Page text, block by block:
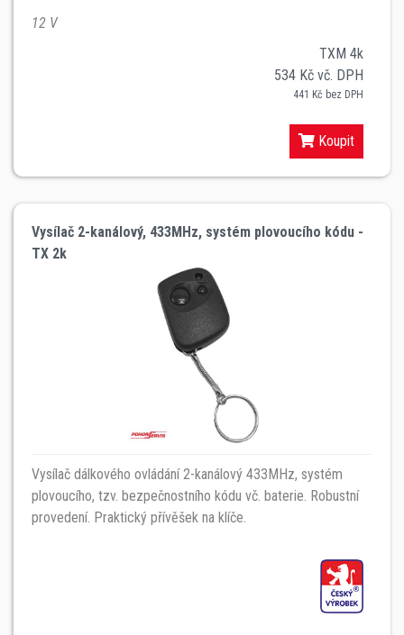
12 V
TXM 4k
534 Kč vč. DPH
441 Kč bez DPH
Koupit
Vysílač 2-kanálový, 433MHz, systém plovoucího kódu -
TX 2k
Vysílač dálkového ovládání 2-kanálový 433MHz, systém
plovoucího, tzv. bezpečnostního kódu vč. baterie. Robustní
provedení. Praktický přívěšek na klíče.